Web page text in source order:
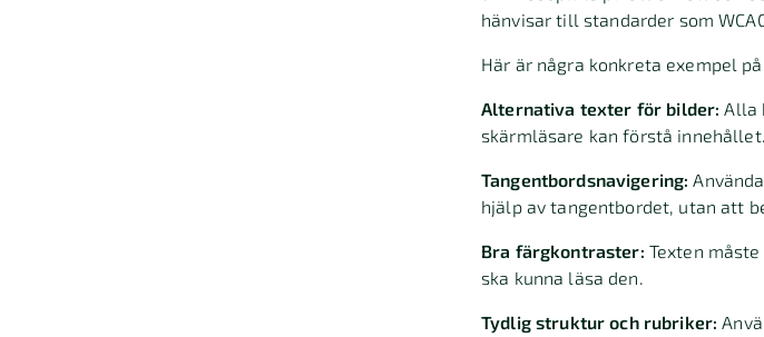
hänvisar till standarder som
Här är några konkreta exempel
Alternativa texter för bilder: Alla
skärmläsare kan förstå innehållet.
Tangentbordsnavigering:
hjälp av tangentbordet, utan att
Bra färgkontraster: Texten
ska kunna läsa den.
Tydlig struktur och rubriker: